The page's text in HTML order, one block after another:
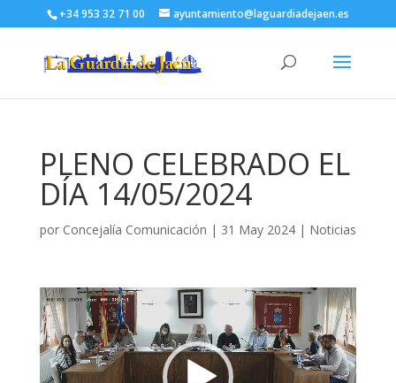
+34 953 32 71 00 ayuntamiento@laguardiadejaen.es
PLENO CELEBRADO EL
DÍA 14/05/2024
por Concejalía Comunicación | 31 May 2024| Noticias
Reproductor
de
vídeo